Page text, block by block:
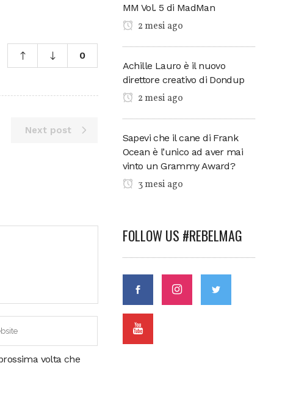
0
Next post
volta che
MM Vol. 5 di MadMan
2 mesi ago
Achille Lauro è il nuovo
direttore creativo di Dondup
2 mesi ago
Sapevi che il cane di Frank
Ocean è l’unico ad aver mai
vinto un Grammy Award?
3 mesi ago
FOLLOW US #REBELMAG